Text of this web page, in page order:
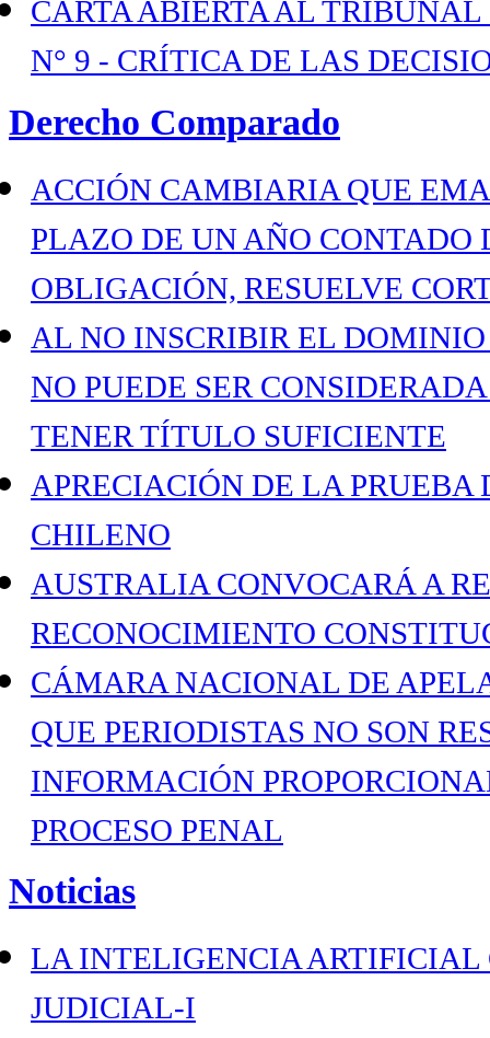
CARTA ABIERTA AL
N° 9 - CRÍTICA DE LAS
Derecho Comparado
ACCIÓN CAMBIARIA QUE
PLAZO DE UN AÑO
OBLIGACIÓN, RESUELVE
AL NO INSCRIBIR EL
NO PUEDE SER
TENER TÍTULO SUFICIENTE
APRECIACIÓN DE LA PRUEBA
CHILENO
AUSTRALIA CONVOCARÁ A
RECONOCIMIENTO
CÁMARA NACIONAL DE
QUE PERIODISTAS NO SON
INFORMACIÓN
PROCESO PENAL
Noticias
LA INTELIGENCIA ARTIFICIAL
JUDICIAL-I